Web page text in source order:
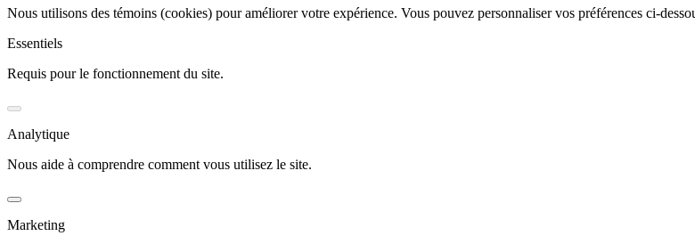
Nous utilisons des témoins (cookies) pour améliorer votre expérience. Vous pouvez personnaliser vos préférences ci-
Essentiels
Requis pour le fonctionnement du site.
Analytique
Nous aide à comprendre comment vous utilisez le site.
Marketing